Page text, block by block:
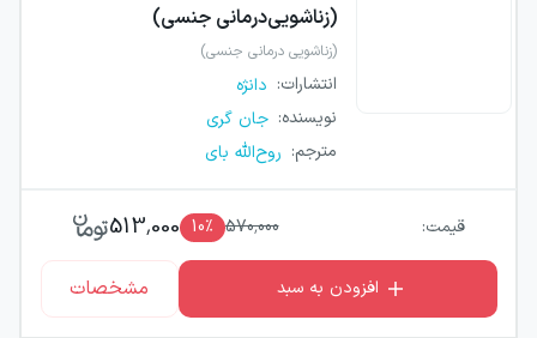
(زناشویی‌درمانی جنسی)
(زناشویی درمانی جنسی)
انتشارات: دانژه
نویسنده: جان گری
مترجم: روح‌الله بای
قیمت: 570,000
10٪ 513,000
افزودن به سبد مشخصات